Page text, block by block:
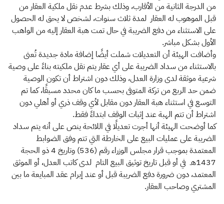
من الدرجة الثانية من الأقارب، وذلك بشرط عدم نقل ملكية العقار من
قبل الموهوب له العقار لمدة ثلاث سنوات، لشخص لا يحق له الحصول
على الاستثناء من دفع الضريبة في حال تمت هبة العقار إليه من الواهب
الأول بشكل مباشر.
وأضافت الهيئة أن التعديلات شملت أيضًا إضافة مادة جديدة تُعنى
بالاستثناء من سداد الضريبة على أي عقار يتم نقل ملكيته بناءً على وصية
شرعية موثقة لدى وزارة العدل، وذلك دون اشتراط أن تكون الوصية
ضمن حد الربع من تركة المتوفى بحسب ما كان محدد مسبقًا، كما تم
التوسع في استثناء هبة العقار دون مقابل لأي وقف ذري أو أهلي دون
اشتراط أن تتم الهبة عند إثبات الوقف ابتداءً فقط.
كما أوضحت الهيئة أنها أجرت تعديلًا في اللائحة ينص على أنه يتم سداد
الضريبة على عمليات البيع على الخارطة التي تتم وفق الضوابط
المعتمدة بموجب قرار مجلس الوزراء رقم (536) وتاريخ 4 ذو الحجة
1437هـ في أو قبل تاريخ توثيق البيع التام لدى كاتب العدل، أو الموثق
المعتمد، دون ضرورة دفع الضريبة قبل أو عند إبرام عقد المبايعة ما بين
المشتري وصاحب العقار.